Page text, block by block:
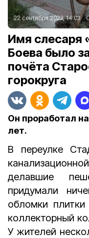
22 сентября 2023, 14:03
Имя слесаря
Боева было
почёта
горокруга
Он проработал
лет.
В переулке
делавшие
придумали
обломки
коллекторный
У жителей